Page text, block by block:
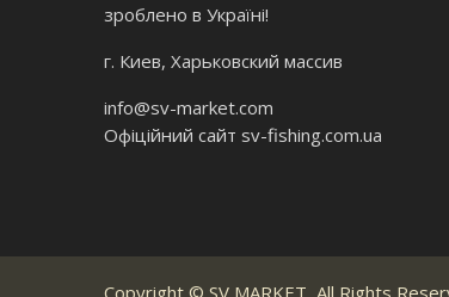
зроблено в Україні!
г. Киев, Харьковский массив
info@sv-market.com
Офіційний сайт sv-fishing.com.ua
Copyright © SV MARKET , All Rights